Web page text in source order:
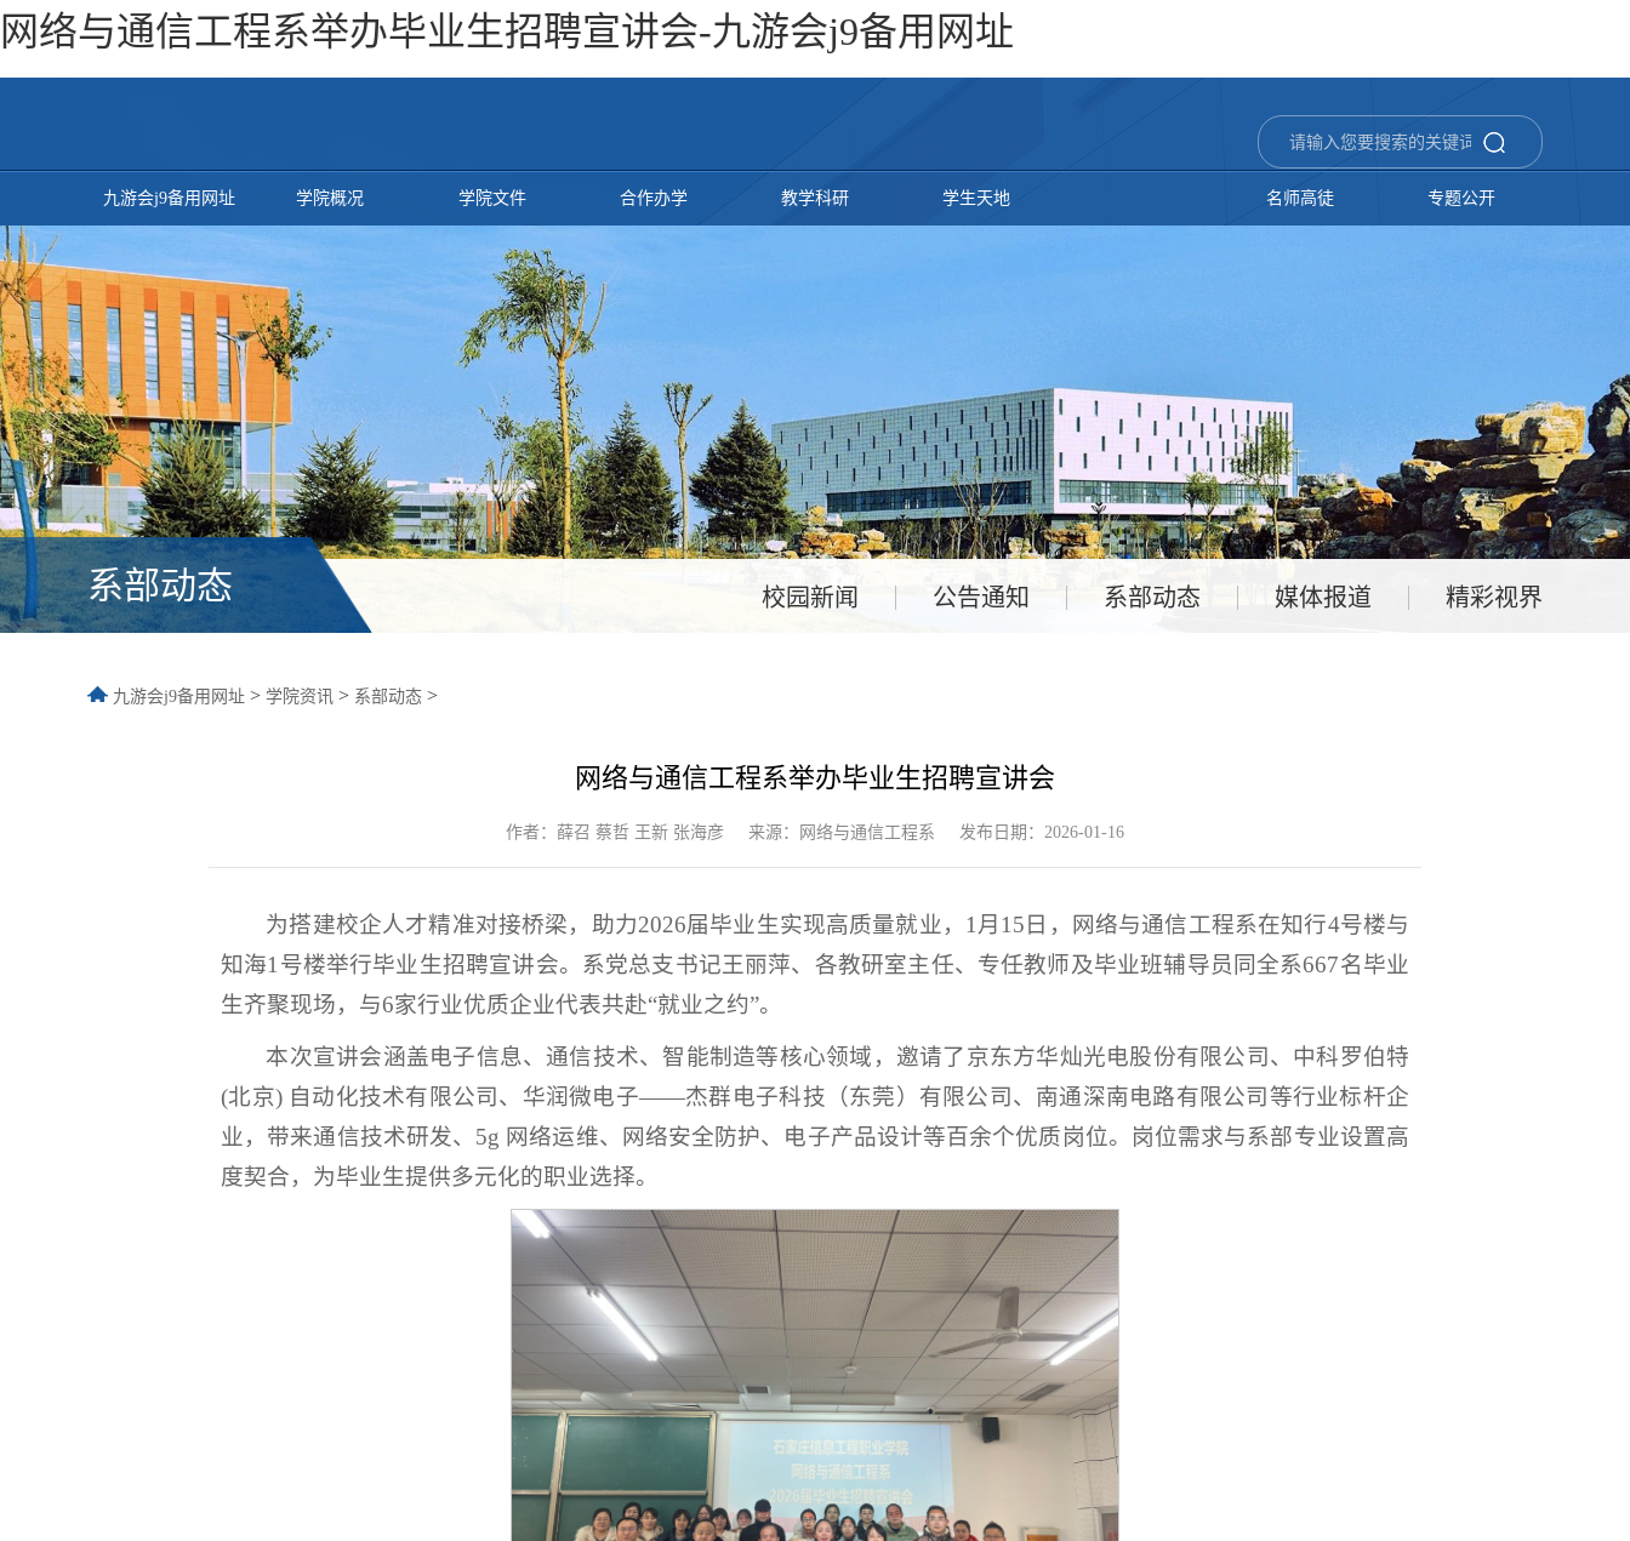
网络与通信工程系举办毕业生招聘宣讲会-九游会j9备用网址
九游会j9备用网址 学院概况 学院文件 合作办学 教学科研 学生天地 名师高徒 专题公开
系部动态 校园新闻 公告通知 系部动态 媒体报道 精彩视界
九游会j9备用网址 > 学院资讯 > 系部动态 >
网络与通信工程系举办毕业生招聘宣讲会
作者：薛召 蔡哲 王新 张海彦 来源：网络与通信工程系 发布日期：2026-01-16
为搭建校企人才精准对接桥梁，助力2026届毕业生实现高质量就业，1月15日，网络与通信工程系在知行4号楼与
知海1号楼举行毕业生招聘宣讲会。系党总支书记王丽萍、各教研室主任、专任教师及毕业班辅导员同全系667名毕业
生齐聚现场，与6家行业优质企业代表共赴“就业之约”。
本次宣讲会涵盖电子信息、通信技术、智能制造等核心领域，邀请了京东方华灿光电股份有限公司、中科罗伯特
(北京) 自动化技术有限公司、华润微电子——杰群电子科技（东莞）有限公司、南通深南电路有限公司等行业标杆企
业，带来通信技术研发、5g 网络运维、网络安全防护、电子产品设计等百余个优质岗位。岗位需求与系部专业设置高
度契合，为毕业生提供多元化的职业选择。